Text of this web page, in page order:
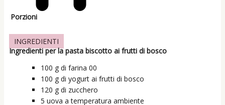
Porzioni
INGREDIENTI
Ingredienti per la pasta biscotto ai frutti di bosco
100 g di farina 00
100 g di yogurt ai frutti di bosco
120 g di zucchero
5 uova a temperatura ambiente